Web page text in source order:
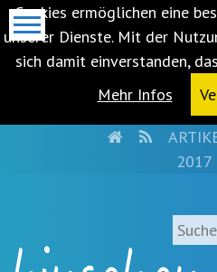
Cookies ermöglichen eine
unserer Dienste. Mit der
sich damit einverstanden,
Mehr Infos
springen
HOMERSS
2017
Suche